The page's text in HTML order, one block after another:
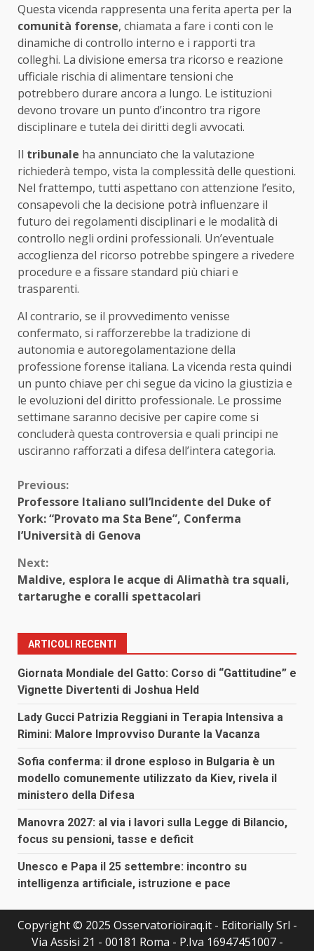
Questa vicenda rappresenta una ferita aperta per la
comunità forense, chiamata a fare i conti con le
dinamiche di controllo interno e i rapporti tra
colleghi. La divisione emersa tra ricorso e reazione
ufficiale rischia di alimentare tensioni che
potrebbero durare ancora a lungo. Le istituzioni
devono trovare un punto d’incontro tra rigore
disciplinare e tutela dei diritti degli avvocati.
Il tribunale ha annunciato che la valutazione
richiederà tempo, vista la complessità delle questioni.
Nel frattempo, tutti aspettano con attenzione l’esito,
consapevoli che la decisione potrà influenzare il
futuro dei regolamenti disciplinari e le modalità di
controllo negli ordini professionali. Un’eventuale
accoglienza del ricorso potrebbe spingere a rivedere
procedure e a fissare standard più chiari e
trasparenti.
Al contrario, se il provvedimento venisse
confermato, si rafforzerebbe la tradizione di
autonomia e autoregolamentazione della
professione forense italiana. La vicenda resta quindi
un punto chiave per chi segue da vicino la giustizia e
le evoluzioni del diritto professionale. Le prossime
settimane saranno decisive per capire come si
concluderà questa controversia e quali principi ne
usciranno rafforzati a difesa dell’intera categoria.
Continue
Reading
Previous:
Professore Italiano sull’Incidente del Duke of
York: “Provato ma Sta Bene”, Conferma
l’Università di Genova
Next:
Maldive, esplora le acque di Alimathà tra squali,
tartarughe e coralli spettacolari
ARTICOLI RECENTI
Giornata Mondiale del Gatto: Corso di “Gattitudine” e
Vignette Divertenti di Joshua Held
Lady Gucci Patrizia Reggiani in Terapia Intensiva a
Rimini: Malore Improvviso Durante la Vacanza
Sofia conferma: il drone esploso in Bulgaria è un
modello comunemente utilizzato da Kiev, rivela il
ministero della Difesa
Manovra 2027: al via i lavori sulla Legge di Bilancio,
focus su pensioni, tasse e deficit
Unesco e Papa il 25 settembre: incontro su
intelligenza artificiale, istruzione e pace
Copyright © 2025 Osservatorioiraq.it - Editorially Srl -
Via Assisi 21 - 00181 Roma - P.Iva 16947451007 -